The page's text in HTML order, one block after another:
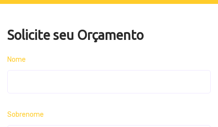
Solicite seu Orçamento
Nome
Sobrenome